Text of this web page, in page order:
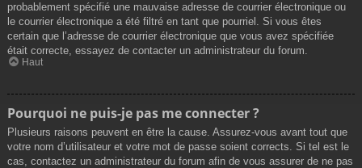
probablement spécifié une mauvaise adresse de courrier électronique ou
le courrier électronique a été filtré en tant que pourriel. Si vous êtes
certain que l’adresse de courrier électronique que vous avez spécifiée
était correcte, essayez de contacter un administrateur du forum.
Haut
Pourquoi ne puis-je pas me connecter ?
Plusieurs raisons peuvent en être la cause. Assurez-vous avant tout que
votre nom d’utilisateur et votre mot de passe soient corrects. Si tel est le
cas, contactez un administrateur du forum afin de vous assurer de ne pas